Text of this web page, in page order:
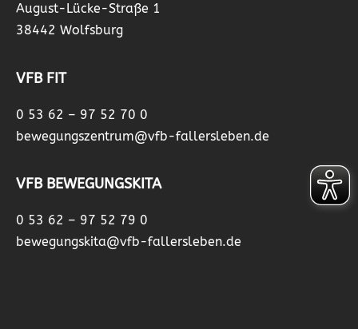
August-Lücke-Straße 1
38442 Wolfsburg
VFB FIT
0 53 62 – 97 52 70 0
bewegungszentrum@vfb-fallersleben.de
VFB BEWEGUNGSKITA
0 53 62 – 97 52 79 0
bewegungskita@vfb-fallersleben.de